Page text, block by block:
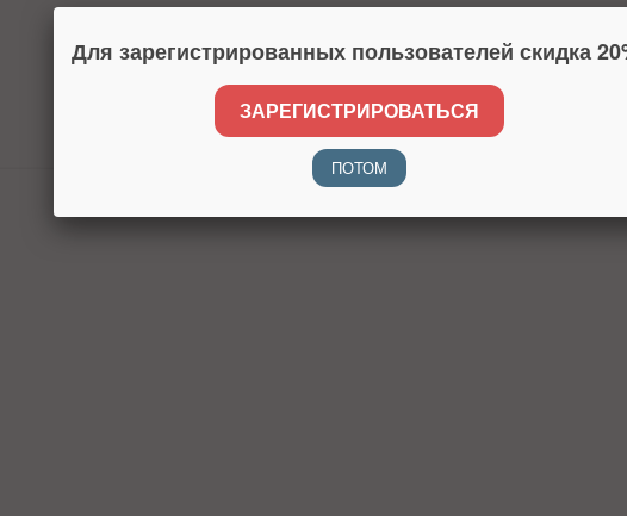
Для зарегистрированных пользователей скидка
ЗАРЕГИСТРИРОВАТЬСЯ
ПОТОМ